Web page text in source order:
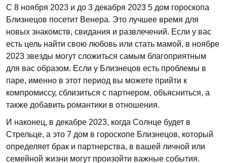
С 8 ноября 2023 и до 3 декабря 2023 5 дом гороскопа
Близнецов посетит Венера. Это лучшее время для
новых знакомств, свидания и развлечений. Если у вас
есть цель найти свою любовь или стать мамой, в ноябре
2023 звезды могут сложиться самым благоприятным
для вас образом. Если у Близнецов есть проблемы в
паре, именно в этот период вы можете прийти к
компромиссу, сблизиться с партнером, объясниться, а
также добавить романтики в отношения.
И наконец, в декабре 2023, когда Солнце будет в
Стрельце, а это 7 дом в гороскопе Близнецов, который
определяет брак и партнерства, в вашей личной или
семейной жизни могут произойти важные события.